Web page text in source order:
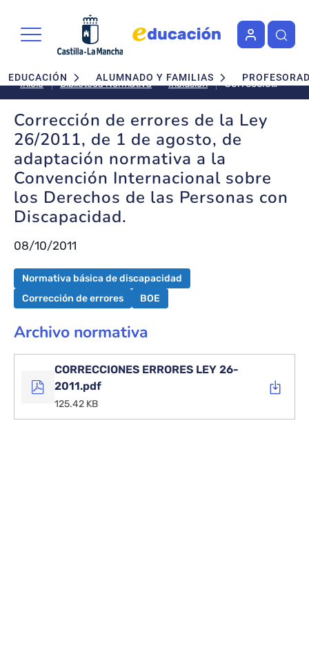
Navegación principal
EDUCACIÓN ALUMNADO Y FAMILIAS
Inicio Biblioteca Normativa Inclusión
Corrección
de errores
de la Ley
26/2011, de
1 de
agosto, de
adaptación
a la
Corrección de errores de la Ley
26/2011, de 1 de agosto, de
adaptación normativa a la
Convención Internacional sobre
los Derechos de las Personas con
Discapacidad.
08/10/2011
Normativa básica de discapacidad
Corrección de errores
BOE
Archivo normativa
CORRECCIONES ERRORES LEY 26-
2011.pdf
125.42 KB